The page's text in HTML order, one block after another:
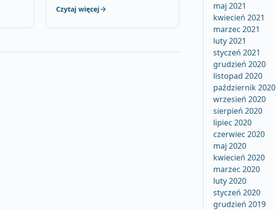
jeśli chcemy…
Czytaj więcej
maj 2021
kwiecień 2021
marzec 2021
luty 2021
styczeń 2021
grudzień 2020
listopad 2020
październik 2020
wrzesień 2020
sierpień 2020
lipiec 2020
czerwiec 2020
maj 2020
kwiecień 2020
marzec 2020
luty 2020
styczeń 2020
grudzień 2019